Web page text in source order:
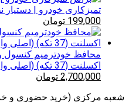
تمیزکاری خودرو |
قیمت
اصلی
300,000 تومان
بود.
199,000 تومان
فعلی
است.
اکسلنت (37 تکه) (اصلی وارداتی درجه یک)
قیمت
4,000,000 تومان
2,700,000 تومان
شعبه مرکزی (خرید حضوری و